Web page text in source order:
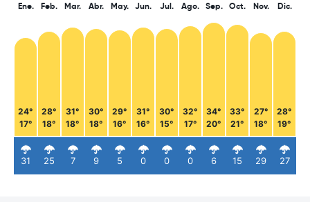
Ene.
24°
17°
31
Feb.
28°
18°
25
Mar.
31°
18°
7
Abr.
30°
18°
9
May.
29°
16°
5
Jun.
31°
16°
0
Jul.
30°
15°
0
Ago.
32°
17°
0
Sep.
34°
20°
6
Oct.
33°
21°
15
Nov.
27°
18°
29
Dic.
28°
19°
27